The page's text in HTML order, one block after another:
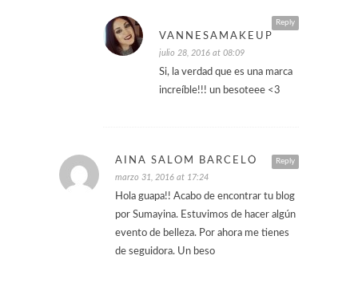
Reply
VANNESAMAKEUP
julio 28, 2016 at 08:09
Si, la verdad que es una marca
increíble!!! un besoteee <3
Reply
AINA SALOM BARCELÓ
marzo 31, 2016 at 17:24
Hola guapa!! Acabo de encontrar tu blog
por Sumayina. Estuvimos de hacer algún
evento de belleza. Por ahora me tienes
de seguidora. Un beso